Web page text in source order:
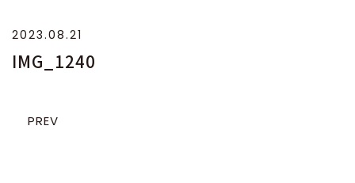
2023.08.21
IMG_1240
PREV